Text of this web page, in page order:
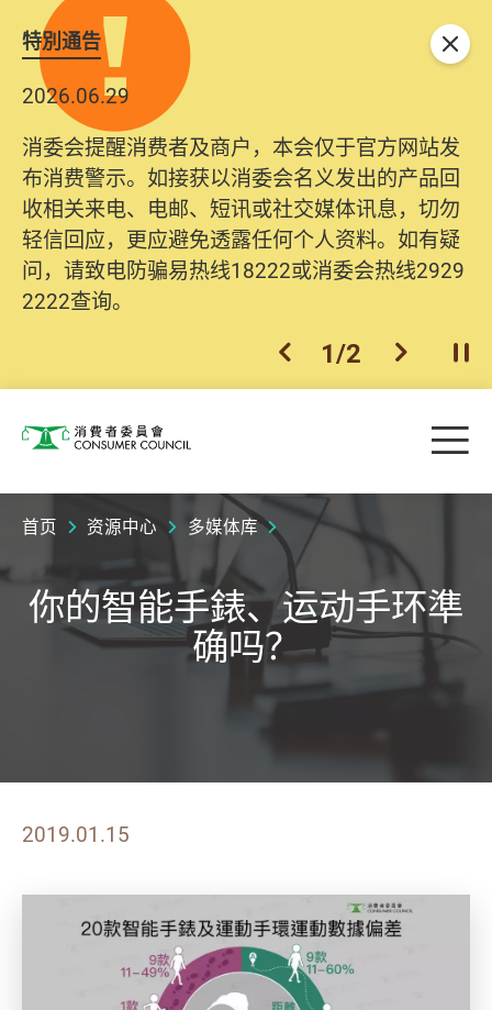
特別通告
2026.06.29
消委会提醒消费者及商户，本会仅于官方网站发
布消费警示。如接获以消委会名义发出的产品回
收相关来电、电邮、短讯或社交媒体讯息，切勿
轻信回应，更应避免透露任何个人资料。如有疑
问，请致电防骗易热线18222或消委会热线2929
2222查询。
上一个
1/2 下一个开
关闭
消费者委员会 目
首页 资源中心 多媒体库
你的智能手錶、运动手环準
确吗？
2019.01.15